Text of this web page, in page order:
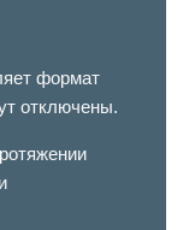
формат
отключены.